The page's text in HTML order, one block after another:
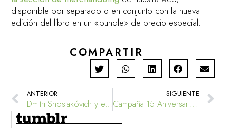
disponible por separado o en conjunto con la nueva
edición del libro en un «bundle» de precio especial.
COMPARTIR
ANTERIOR
Dmitri Shostakóvich y el Asedio de Leningrado
SIGUIENTE
Campaña 15 Aniversario de Es Pop Ediciones